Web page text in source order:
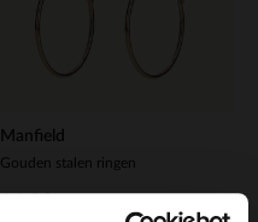
Manfield
Gouden stalen ringen